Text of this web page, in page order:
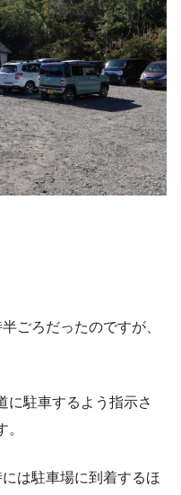
ごろだったのですが、
に駐車するよう指示さ
は駐車場に到着するほ